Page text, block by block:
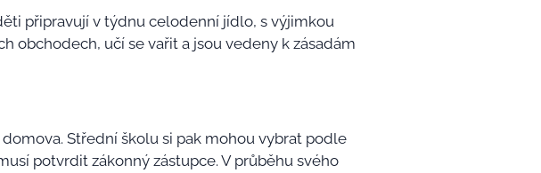
připravují v týdnu celodenní jídlo, s výjimkou
obchodech, učí se vařit a jsou vedeny k zásadám
Střední školu si pak mohou vybrat podle
potvrdit zákonný zástupce. V průběhu svého